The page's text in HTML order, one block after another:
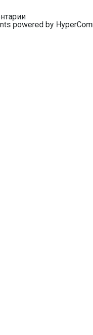
powered by